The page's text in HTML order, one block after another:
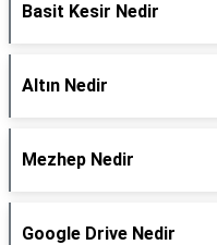
Basit Kesir Nedir
Altın Nedir
Mezhep Nedir
Google Drive Nedir